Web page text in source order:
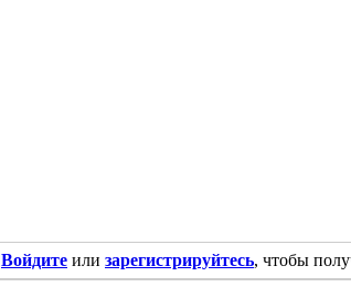
Войдите или зарегистрируйтесь, чтобы